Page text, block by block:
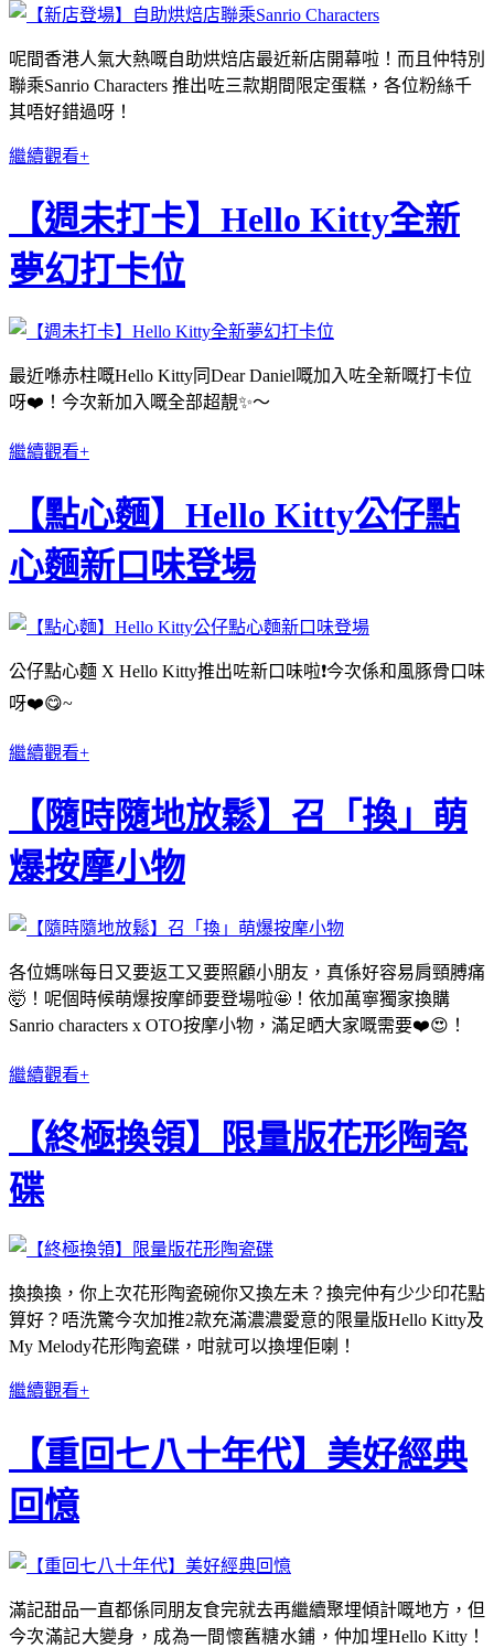
呢間香港人氣大熱嘅自助烘焙店最近新店開幕啦！而且仲特別
聯乘Sanrio Characters 推出咗三款期間限定蛋糕，各位粉絲千
其唔好錯過呀！
繼續觀看+
【週未打卡】Hello Kitty全新
夢幻打卡位
最近喺赤柱嘅Hello Kitty同Dear Daniel嘅加入咗全新嘅打卡位
呀❤️！今次新加入嘅全部超靚✨～
繼續觀看+
【點心麵】Hello Kitty公仔點
心麵新口味登場
公仔點心麵 X Hello Kitty推出咗新口味啦❗️今次係和風豚骨口味
呀❤️😋~
繼續觀看+
【隨時隨地放鬆】召「換」萌
爆按摩小物
各位媽咪每日又要返工又要照顧小朋友，真係好容易肩頸膊痛
🤯！呢個時候萌爆按摩師要登場啦🤩！依加萬寧獨家換購
Sanrio characters x OTO按摩小物，滿足晒大家嘅需要❤️😍！
繼續觀看+
【終極換領】限量版花形陶瓷
碟
換換換，你上次花形陶瓷碗你又換左未？換完仲有少少印花點
算好？唔洗驚今次加推2款充滿濃濃愛意的限量版Hello Kitty及
My Melody花形陶瓷碟，咁就可以換埋佢喇！
繼續觀看+
【重回七八十年代】美好經典
回憶
滿記甜品一直都係同朋友食完就去再繼續聚埋傾計嘅地方，但
今次滿記大變身，成為一間懷舊糖水鋪，仲加埋Hello Kitty！